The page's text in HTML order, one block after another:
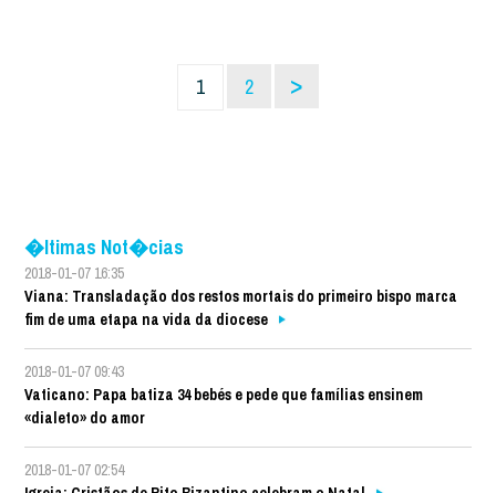
1 2 >
�ltimas Not�cias
2018-01-07 16:35
Viana: Transladação dos restos mortais do primeiro bispo marca
fim de uma etapa na vida da diocese
2018-01-07 09:43
Vaticano: Papa batiza 34 bebés e pede que famílias ensinem
«dialeto» do amor
2018-01-07 02:54